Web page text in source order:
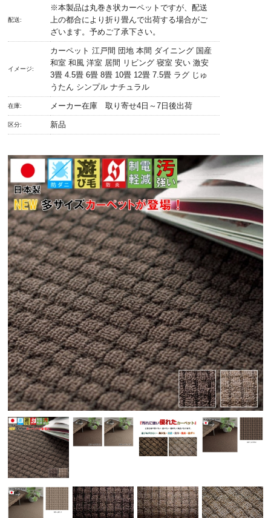
配送:
※本製品は丸巻き状カーペットですが、配送
上の都合により折り畳んで出荷する場合がご
ざいます。予めご了承下さい。
イメージ:
カーペット 江戸間 団地 本間 ダイニング 国産
和室 和風 洋室 居間 リビング 寝室 安い 激安
3畳 4.5畳 6畳 8畳 10畳 12畳 7.5畳 ラグ じゅ
うたん シンプル ナチュラル
在庫: メーカー在庫 取り寄せ4日～7日後出荷
区分: 新品